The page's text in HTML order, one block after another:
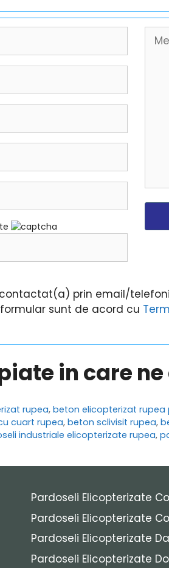
prin email/
sunt de acord cu
in care
rupea,beton elicopterizat rupea
cuart rupea, beton sclivisit rupea,
industriale elicopterizate rupea,
Pardoseli Elicopterizate
Pardoseli Elicopterizate
Pardoseli Elicopterizate
Pardoseli Elicopterizate